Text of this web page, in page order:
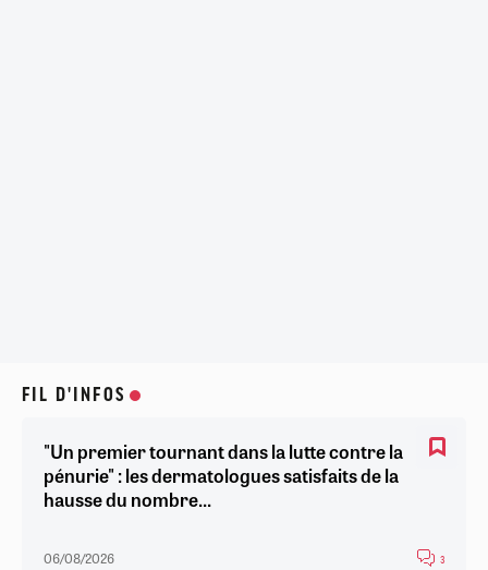
FIL D'INFOS
"Un premier tournant dans la lutte contre la
pénurie" : les dermatologues satisfaits de la
hausse du nombre...
06/08/2026 3